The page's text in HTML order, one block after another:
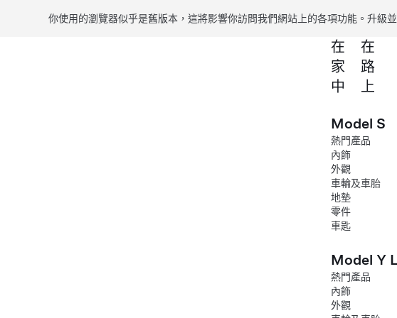
你使用的瀏覽器似乎是舊版本，這將影響你訪問我們網站上的各項功能。升級
在
家
中
在
路
上
Model S
熱門產品
內飾
外觀
車輪及車胎
地墊
零件
車匙
Model Y L
熱門產品
內飾
外觀